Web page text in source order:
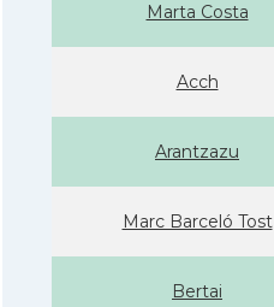
Marta Costa
Acch
Arantzazu
Marc Barceló Tost
Bertai